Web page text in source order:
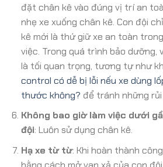
đặt chân kê vào đúng vị trí an
nhẹ xe xuống chân kê. Con đội
kê mới là thứ giữ xe an toàn
việc. Trong quá trình bảo dưỡng,
là tối quan trọng, tương tự như
control có dễ bị lỗi nếu xe dùng
thước không? để tránh những
Không bao giờ làm việc dưới
đội: Luôn sử dụng chân kê.
Hạ xe từ từ: Khi hoàn thành